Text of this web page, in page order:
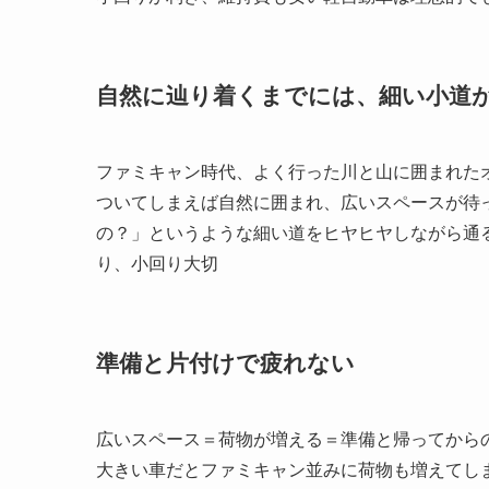
自然に辿り着くまでには、細い小道
ファミキャン時代、よく行った川と山に囲まれた
ついてしまえば自然に囲まれ、広いスペースが
の？」というような細い道をヒヤヒヤしながら
り、小回り大切
準備と片付けで疲れない
広いスペース＝荷物が増える＝準備と帰ってから
大きい車だとファミキャン並みに荷物も増えて